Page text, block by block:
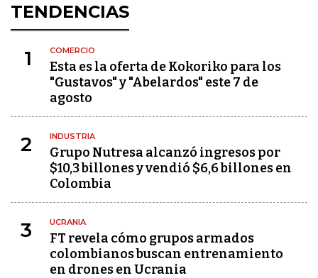
TENDENCIAS
1 COMERCIO
Esta es la oferta de Kokoriko para los
"Gustavos" y "Abelardos" este 7 de
agosto
2 INDUSTRIA
Grupo Nutresa alcanzó ingresos por
$10,3 billones y vendió $6,6 billones en
Colombia
3 UCRANIA
FT revela cómo grupos armados
colombianos buscan entrenamiento
en drones en Ucrania